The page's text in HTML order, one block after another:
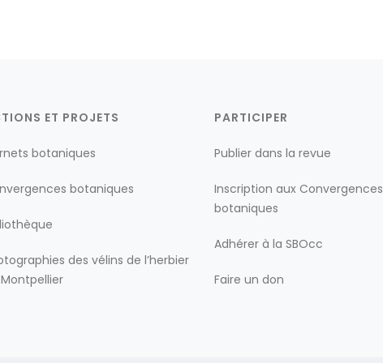
ET PROJETS
botaniques
botaniques
des vélins de l’herbier
PARTICIPER
Publier dans la revue
Inscription aux Convergences
botaniques
Adhérer à la SBOcc
Faire un don